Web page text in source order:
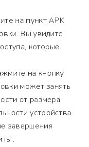
на пункт APK,
Вы увидите
которые
на кнопку
может занять
от размера
устройства.
завершения